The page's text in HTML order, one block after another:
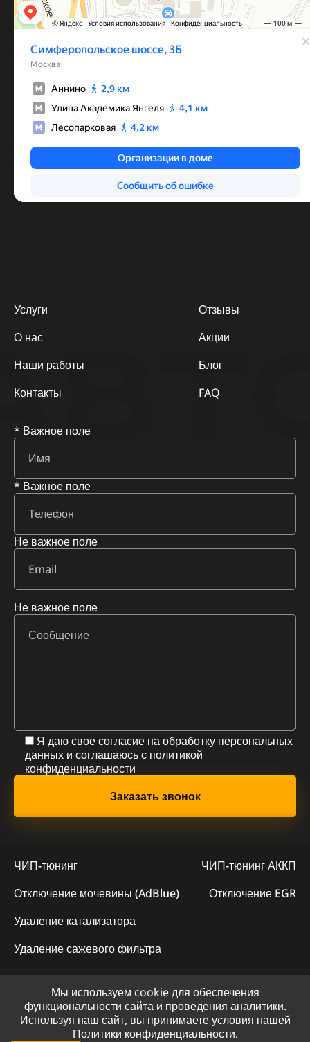
Услуги
О нас
Наши работы
Контакты
Отзывы
Акции
Блог
FAQ
* Важное поле
* Важное поле
Не важное поле
Не важное поле
Я даю свое согласие на обработку персональных
данных и соглашаюсь с политикой
конфиденциальности
ЧИП-тюнинг
ЧИП-тюнинг АККП
Отключение мочевины (AdBlue)
Отключение EGR
Удаление катализатора
Удаление сажевого фильтра
© 2023 - Официальный сайт "ChipLogic"
Политика конфиденциальности
Мы используем cookie для обеспечения
функциональности сайта и проведения аналитики.
Используя наш сайт, вы принимаете условия нашей
Политики конфиденциальности.